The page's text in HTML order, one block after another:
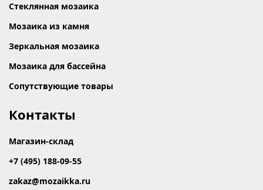
Стеклянная мозаика
Мозаика из камня
Зеркальная мозаика
Мозаика для бассейна
Сопутствующие товары
Контакты
Магазин-склад
+7 (495) 188-09-55
zakaz@mozaikka.ru